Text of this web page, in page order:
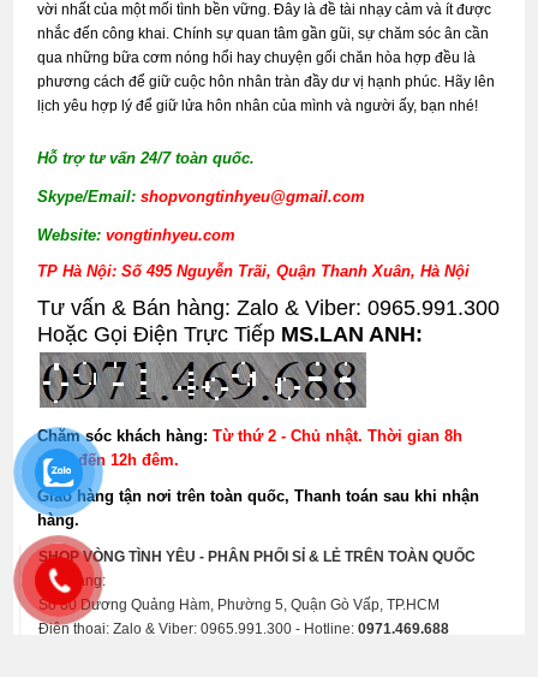
vời nhất của một mối tình bền vững. Đây là đề tài nhạy cảm và ít được
nhắc đến công khai. Chính sự quan tâm gần gũi, sự chăm sóc ân cần
qua những bữa cơm nóng hổi hay chuyện gối chăn hòa hợp đều là
phương cách để giữ cuộc hôn nhân tràn đầy dư vị hạnh phúc. Hãy lên
lịch yêu hợp lý để giữ lửa hôn nhân của mình và người ấy, bạn nhé!
Hỗ trợ tư vấn 24/7 toàn quốc.
Skype/Email:shopvongtinhyeu@gmail.com
Website: vongtinhyeu.com
TP Hà Nội: Số 495 Nguyễn Trãi, Quận Thanh Xuân, Hà Nội
Tư vấn & Bán hàng: Zalo & Viber: 0965.991.300
Hoặc Gọi Điện Trực Tiếp MS.LAN ANH:
Chăm sóc khách hàng: Từ thứ 2 - Chủ nhật. Thời gian 8h
sáng đến 12h đêm.
Giao hàng tận nơi trên toàn quốc, Thanh toán sau khi nhận
hàng.
SHOP VÒNG TÌNH YÊU - PHÂN PHỐI SỈ & LẺ TRÊN TOÀN QUỐC
Kho hàng:
Số 80 Dương Quảng Hàm, Phường 5, Quận Gò Vấp, TP.HCM
Điện thoại: Zalo & Viber: 0965.991.300 - Hotline:0971.469.688